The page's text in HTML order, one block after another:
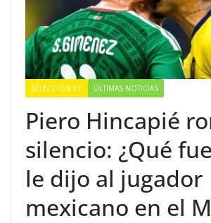
SELECCIÓN EC ÚLTIMAS NOTICIAS
Piero Hincapié
silencio: ¿Qué
le dijo al jugador
mexicano en el